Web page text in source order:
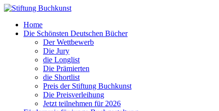
Home
Die Schönsten Deutschen Bücher
Der Wettbewerb
Die Jury
die Longlist
Die Prämierten
die Shortlist
Preis der Stiftung Buchkunst
Die Preisverleihung
Jetzt teilnehmen für 2026